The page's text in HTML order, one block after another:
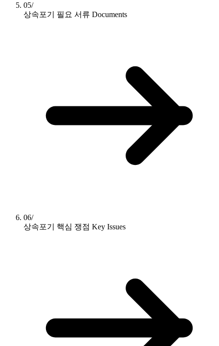
05/
상속포기 필요 서류 Documents
06/
상속포기 핵심 쟁점 Key Issues